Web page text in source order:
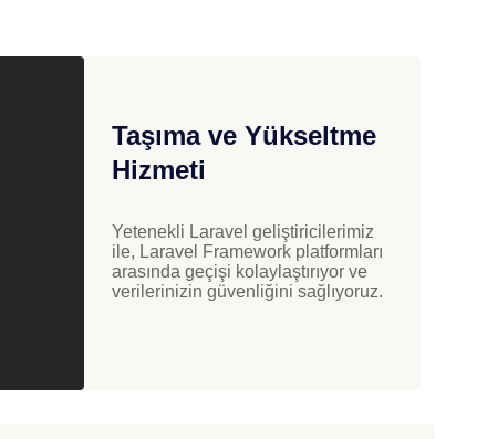
Taşıma ve Yükseltme
Hizmeti
Yetenekli Laravel geliştiricilerimiz
ile, Laravel Framework platformları
arasında geçişi kolaylaştırıyor ve
verilerinizin güvenliğini sağlıyoruz.